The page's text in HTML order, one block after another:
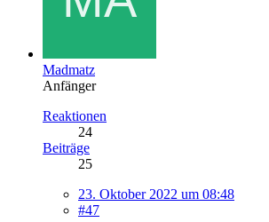
Madmatz
Anfänger
Reaktionen
24
Beiträge
25
23. Oktober 2022 um 08:48
#47